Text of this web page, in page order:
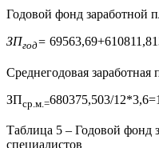
Годовой фонд заработной
ЗПгод=
Среднегодовая заработная
ЗПср.м.=680375,503/
Таблица 5 – Годовой фонд
специалистов